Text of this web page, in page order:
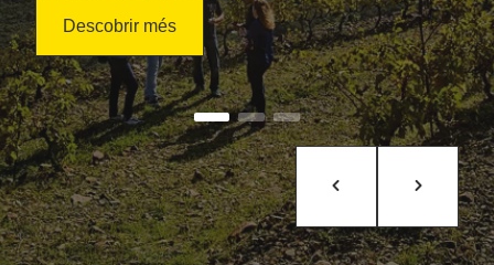
Descobrir més